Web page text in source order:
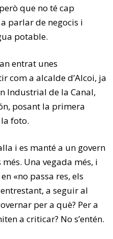
que no té cap
parlar de negocis i
potable.
entrat unes
com a alcalde d’Alcoi, ja
Industrial de la Canal,
posant la primera
foto.
i es manté a un govern
Una vegada més, i
«no passa res, els
a seguir al
per a què? Per a
a criticar? No s’entén.